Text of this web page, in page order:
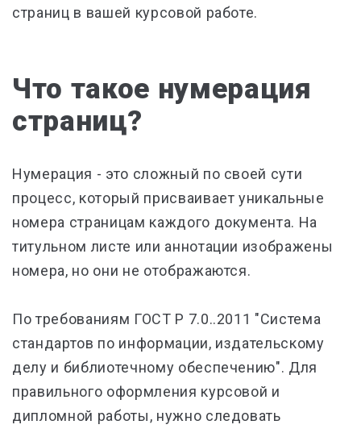
страниц в вашей курсовой работе.
Что такое нумерация
страниц?
Нумерация - это сложный по своей сути
процесс, который присваивает уникальные
номера страницам каждого документа. На
титульном листе или аннотации изображены
номера, но они не отображаются.
По требованиям ГОСТ Р 7.0..2011 "Система
стандартов по информации, издательскому
делу и библиотечному обеспечению". Для
правильного оформления курсовой и
дипломной работы, нужно следовать